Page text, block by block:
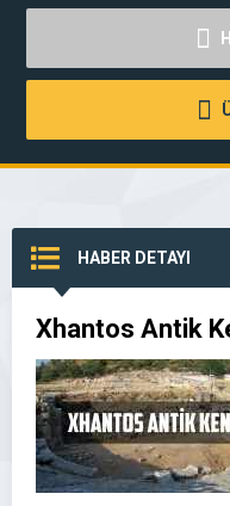
HABER DETAYI
Xhantos Antik